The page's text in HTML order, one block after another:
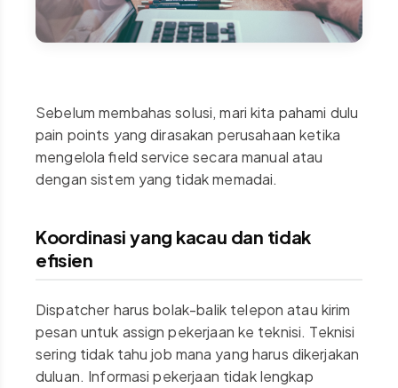
Sebelum membahas solusi, mari kita pahami dulu
pain points yang dirasakan perusahaan ketika
mengelola field service secara manual atau
dengan sistem yang tidak memadai.
Koordinasi yang kacau dan tidak
efisien
Dispatcher harus bolak-balik telepon atau kirim
pesan untuk assign pekerjaan ke teknisi. Teknisi
sering tidak tahu job mana yang harus dikerjakan
duluan. Informasi pekerjaan tidak lengkap